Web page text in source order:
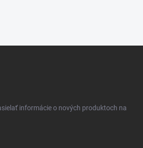
informácie o nových produktoch na